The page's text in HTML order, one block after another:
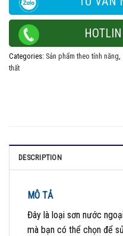
Categories: Sản phẩm theo tính năng
thất
DESCRIPTION
MÔ TẢ
Đây là loại sơn nước
mà bạn có thể chọn để